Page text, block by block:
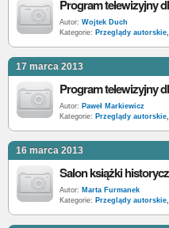
Autor: Wojtek Duch
Kategorie: Przeglądy autorskie,
17 marca 2013
Autor: Paweł Markiewicz
Kategorie: Przeglądy autorskie,
16 marca 2013
Autor: Marta Furmanek
Kategorie: Przeglądy autorskie,